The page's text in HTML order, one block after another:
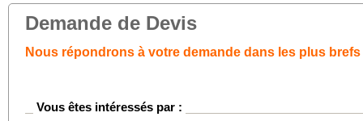
Demande de Devis
Nous répondrons à votre demande dans les plus brefs
Vous êtes intéressés par :